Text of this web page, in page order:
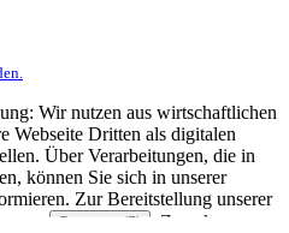
Wir nutzen aus wirtschaftlichen
Webseite Dritten als digitalen
Über Verarbeitungen, die in
können Sie sich in unserer
Zur Bereitstellung unserer
von
Partnern (5)
. Zwecke: